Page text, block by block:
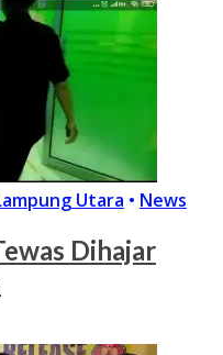
Utara • News
Dihajar